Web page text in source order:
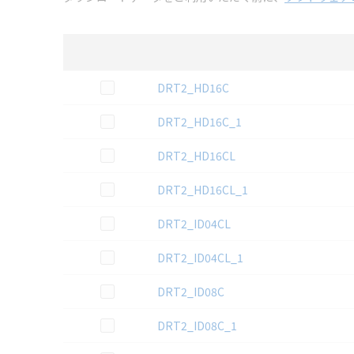
この資料を選択DRT2_HD16C
この資料を選択DRT2_HD16C_1
この資料を選択DRT2_HD16CL
この資料を選択DRT2_HD16CL_1
この資料を選択DRT2_ID04CL
この資料を選択DRT2_ID04CL_1
この資料を選択DRT2_ID08C
この資料を選択DRT2_ID08C_1